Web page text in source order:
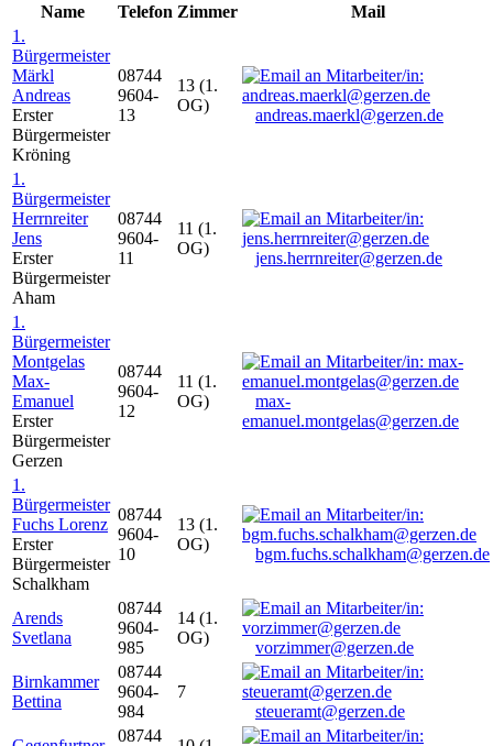
Name
Telefon Zimmer
Mail
1.
Bürgermeister
Märkl
Andreas
Erster
Bürgermeister
Kröning
08744
9604-
13
13 (1.
OG)
andreas.maerkl@gerzen.de
1.
Bürgermeister
Herrnreiter
Jens
Erster
Bürgermeister
Aham
08744
9604-
11
11 (1.
OG)
jens.herrnreiter@gerzen.de
1.
Bürgermeister
Montgelas
Max-
Emanuel
Erster
Bürgermeister
Gerzen
08744
9604-
12
11 (1.
OG)
max-
emanuel.montgelas@gerzen.de
1.
Bürgermeister
Fuchs Lorenz
Erster
Bürgermeister
Schalkham
08744
9604-
10
13 (1.
OG)
bgm.fuchs.schalkham@gerzen.de
Arends
Svetlana
08744
9604-
985
14 (1.
OG)
vorzimmer@gerzen.de
Birnkammer
Bettina
08744
9604-
984
7
steueramt@gerzen.de
08744